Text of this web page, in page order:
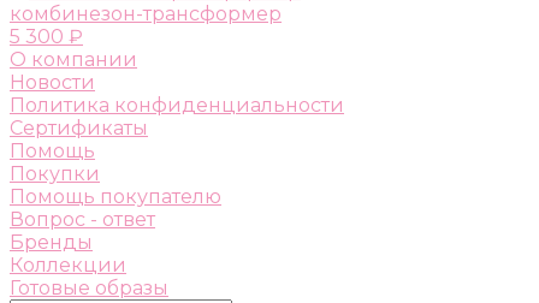
комбинезон-трансформер
5 300 ₽
О компании
Новости
Политика конфиденциальности
Сертификаты
Помощь
Покупки
Помощь покупателю
Вопрос - ответ
Бренды
Коллекции
Готовые образы